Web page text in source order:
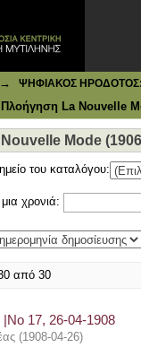
→
ΨΗΦΙΑΚΟΣ ΗΡΟΔΟΤΟΣ:
Πλοήγηση La Nouvelle
Mode
του καταλόγου:
χρονιά:
από 30
17, 26-04-1908
(1908-04-26)